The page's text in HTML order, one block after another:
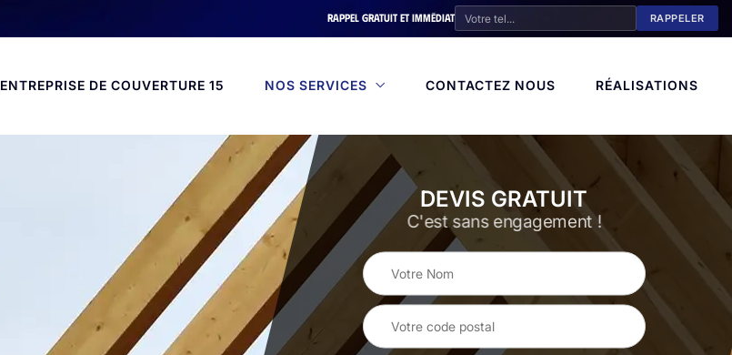
Rappel gratuit et immédiat
ENTREPRISE DE COUVERTURE 15 NOS SERVICES CONTACTEZ NOUS RÉALISATIONS
DEVIS GRATUIT
C'est sans engagement !